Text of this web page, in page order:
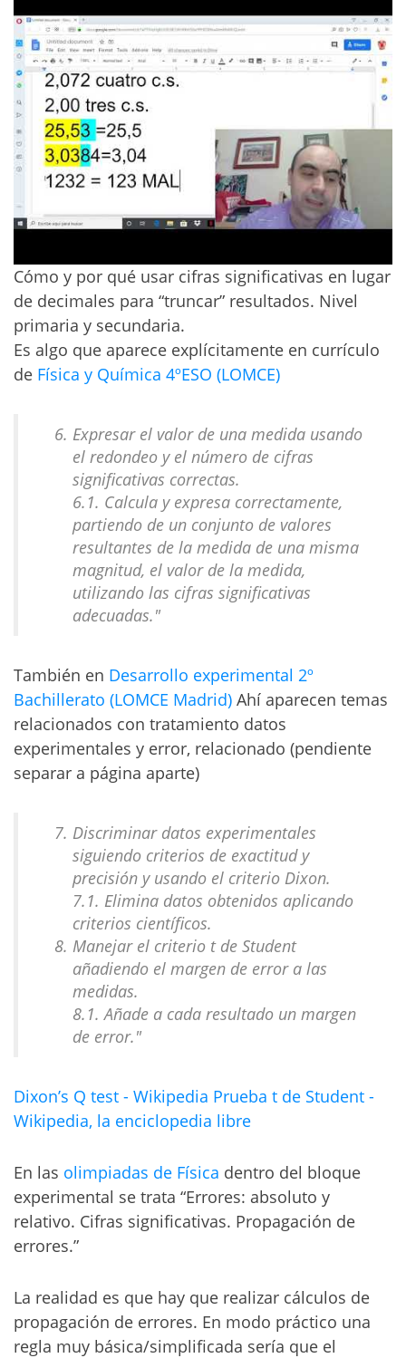
Cómo y por qué usar cifras significativas en lugar
de decimales para “truncar” resultados. Nivel
primaria y secundaria.
Es algo que aparece explícitamente en currículo
de Física y Química 4ºESO (LOMCE)
Expresar el valor de una medida usando
el redondeo y el número de cifras
significativas correctas.
6.1. Calcula y expresa correctamente,
partiendo de un conjunto de valores
resultantes de la medida de una misma
magnitud, el valor de la medida,
utilizando las cifras significativas
adecuadas."
También en Desarrollo experimental 2º
Bachillerato (LOMCE Madrid) Ahí aparecen temas
relacionados con tratamiento datos
experimentales y error, relacionado (pendiente
separar a página aparte)
Discriminar datos experimentales
siguiendo criterios de exactitud y
precisión y usando el criterio Dixon.
7.1. Elimina datos obtenidos aplicando
criterios científicos.
Manejar el criterio t de Student
añadiendo el margen de error a las
medidas.
8.1. Añade a cada resultado un margen
de error."
Dixon’s Q test - Wikipedia Prueba t de Student -
Wikipedia, la enciclopedia libre
En las olimpiadas de Física dentro del bloque
experimental se trata “Errores: absoluto y
relativo. Cifras significativas. Propagación de
errores.”
La realidad es que hay que realizar cálculos de
propagación de errores. En modo práctico una
regla muy básica/simplificada sería que el